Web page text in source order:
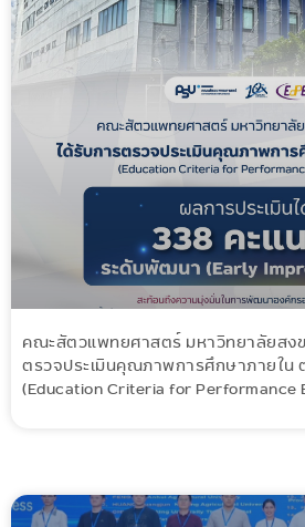
คณะสัตวแพทยศาสตร์ มหาวิทยาลัยสง
ตรวจประเมินคุณภาพการศึกษาภายใน
(Education Criteria for Performance